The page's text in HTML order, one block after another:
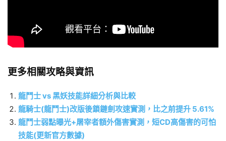
更多相關攻略與資訊
龍鬥士 vs 黑妖技能詳細分析與比較
龍騎士(龍鬥士)改版後鎖鏈劍攻速實測，比之前提升 5.61%
龍鬥士弱點曝光+屠宰者額外傷害實測，短CD高傷害的可怕
技能(更新官方數據)